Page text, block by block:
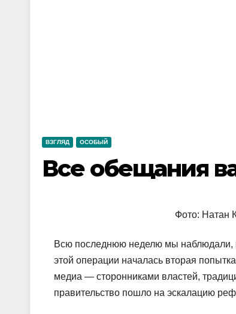
ВЗГЛЯД ОСОБЫЙ
Все обещания
Фото: Натан
Всю последнюю неделю мы наблюдали,
этой операции началась вторая
медиа — сторонниками властей,
правительство пошло на эскалацию